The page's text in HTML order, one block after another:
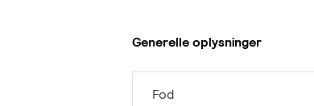
Generelle oplysninger
Fod